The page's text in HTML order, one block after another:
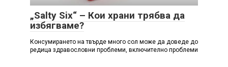
„Salty Six“ – Кои храни трябва да
избягваме?
Консумирането на твърде много сол може да доведе до
редица здравословни проблеми, включително проблеми